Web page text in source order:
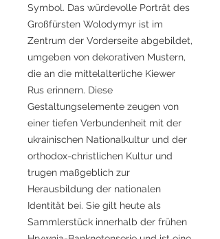
Symbol. Das würdevolle Porträt des
Großfürsten Wolodymyr ist im
Zentrum der Vorderseite abgebildet,
umgeben von dekorativen Mustern,
die an die mittelalterliche Kiewer
Rus erinnern. Diese
Gestaltungselemente zeugen von
einer tiefen Verbundenheit mit der
ukrainischen Nationalkultur und der
orthodox-christlichen Kultur und
trugen maßgeblich zur
Herausbildung der nationalen
Identität bei. Sie gilt heute als
Sammlerstück innerhalb der frühen